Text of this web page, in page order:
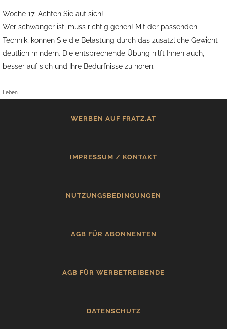
Woche 17: Achten Sie auf sich!
Wer schwanger ist, muss richtig gehen! Mit der passenden
Technik, können Sie die Belastung durch das zusätzliche Gewicht
deutlich mindern. Die entsprechende Übung hilft Ihnen auch,
besser auf sich und Ihre Bedürfnisse zu hören.
Leben
WERBEN AUF FRATZ.AT
IMPRESSUM / KONTAKT
NUTZUNGSBEDINGUNGEN
AGB FÜR ABONNENTEN
AGB FÜR WERBETREIBENDE
DATENSCHUTZ